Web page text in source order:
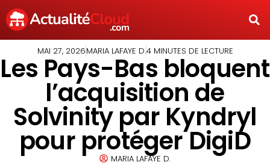
MAI 27, 2026MARIA LAFAYE D.4 MINUTES DE LECTURE
Les Pays-Bas bloquent
l’acquisition de
Solvinity par Kyndryl
pour protéger DigiD
MARIA LAFAYE D.